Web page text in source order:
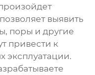
выявить
поры и другие
привести к
эксплуатации.